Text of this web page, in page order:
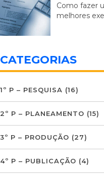
Como fazer
melhores
CATEGORIAS
1º P – PESQUISA (16)
2º P – PLANEAMENTO (15)
3º P – PRODUÇÃO (27)
4º P – PUBLICAÇÃO (4)